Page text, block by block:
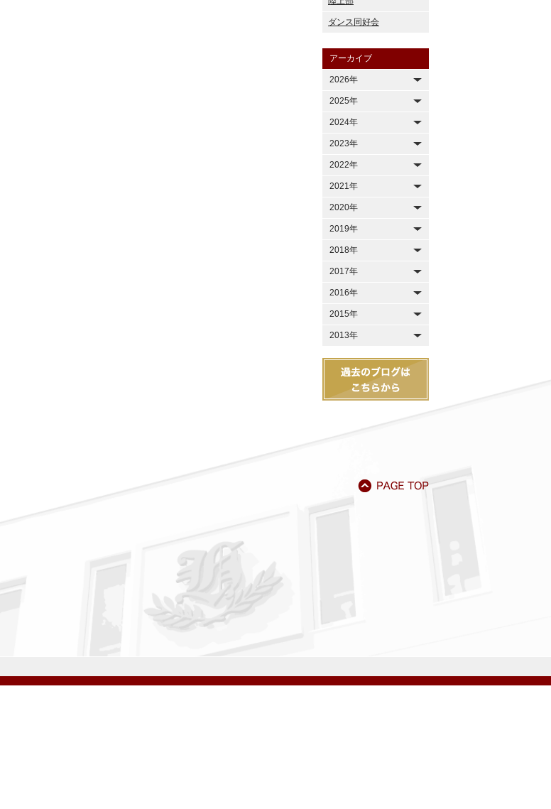
ダンス同好会
アーカイブ
2026年
2025年
2024年
2023年
2022年
2021年
2020年
2019年
2018年
2017年
2016年
2015年
2013年